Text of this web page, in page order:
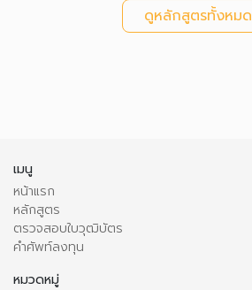
ดูหลักสูตรทั้งหมด
เมนู
หน้าแรก
หลักสูตร
ตรวจสอบใบวุฒิบัตร
คำศัพท์ลงทุน
หมวดหมู่